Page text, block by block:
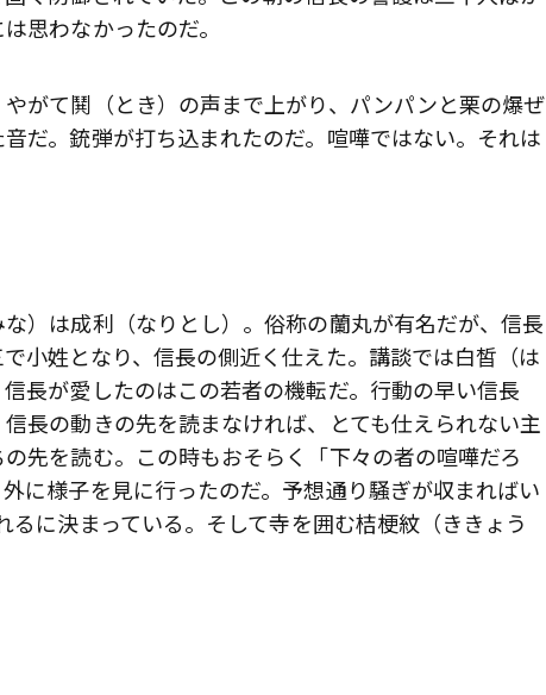
思わなかったのだ。
がて鬨（とき）の声まで上がり、パンパンと栗の爆ぜ
だ。銃弾が打ち込まれたのだ。喧嘩ではない。それは
）は成利（なりとし）。俗称の蘭丸が有名だが、信長
小姓となり、信長の側近く仕えた。講談では白皙（は
長が愛したのはこの若者の機転だ。行動の早い信長
長の動きの先を読まなければ、とても仕えられない主
先を読む。この時もおそらく「下々の者の喧嘩だろ
に様子を見に行ったのだ。予想通り騒ぎが収まればい
に決まっている。そして寺を囲む桔梗紋（ききょう